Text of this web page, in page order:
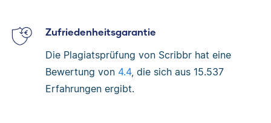
Zufriedenheitsgarantie
Die Plagiatsprüfung von Scribbr hat eine
Bewertung von 4.4, die sich aus 15.537
Erfahrungen ergibt.